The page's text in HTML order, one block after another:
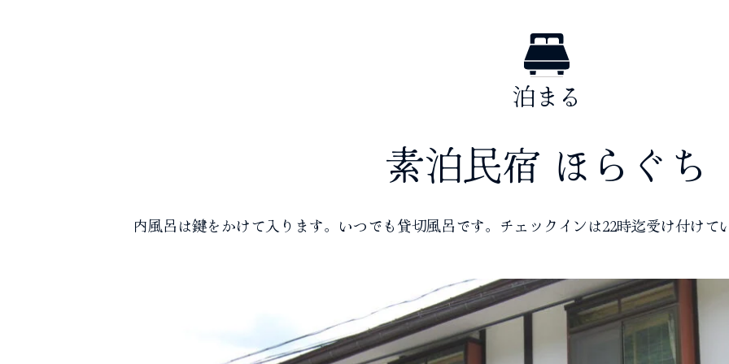
泊まる
素泊民宿 ほらぐち
内風呂は鍵をかけて入ります。いつでも貸切風呂です。チェックインは22時迄受け付けて